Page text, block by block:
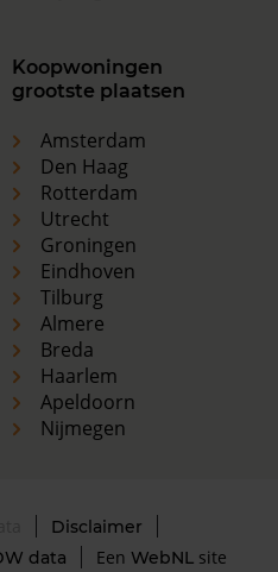
Koopwoningen
grootste plaatsen
Amsterdam
Den Haag
Rotterdam
Utrecht
Groningen
Eindhoven
Tilburg
Almere
Breda
Haarlem
Apeldoorn
Nijmegen
Disclaimer
data Een WebNLsite